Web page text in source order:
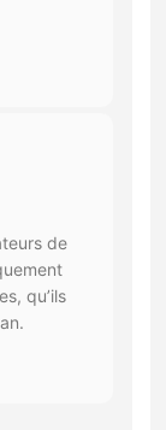
de
qu’ils